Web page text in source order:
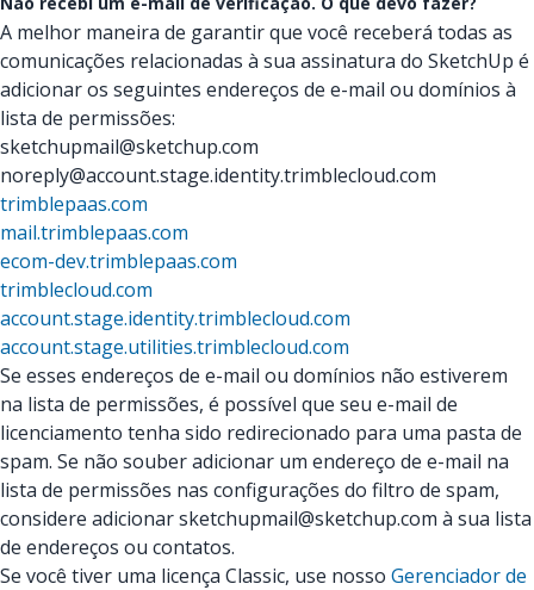
A melhor maneira de garantir que você receberá todas as
comunicações relacionadas à sua assinatura do SketchUp é
adicionar os seguintes endereços de e-mail ou domínios à
lista de permissões:
sketchupmail@sketchup.com
noreply@account.stage.identity.trimblecloud.com
trimblepaas.com
mail.trimblepaas.com
ecom-dev.trimblepaas.com
trimblecloud.com
account.stage.identity.trimblecloud.com
account.stage.utilities.trimblecloud.com
Se esses endereços de e-mail ou domínios não estiverem
na lista de permissões, é possível que seu e-mail de
licenciamento tenha sido redirecionado para uma pasta de
spam. Se não souber adicionar um endereço de e-mail na
lista de permissões nas configurações do filtro de spam,
considere adicionar sketchupmail@sketchup.com à sua lista
de endereços ou contatos.
Se você tiver uma licença Classic, use nosso Gerenciador de